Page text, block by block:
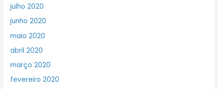
julho 2020
junho 2020
maio 2020
abril 2020
março 2020
fevereiro 2020